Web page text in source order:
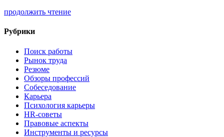
продолжить чтение
Рубрики
Поиск работы
Рынок труда
Резюме
Обзоры профессий
Собеседование
Карьера
Психология карьеры
HR-советы
Правовые аспекты
Инструменты и ресурсы